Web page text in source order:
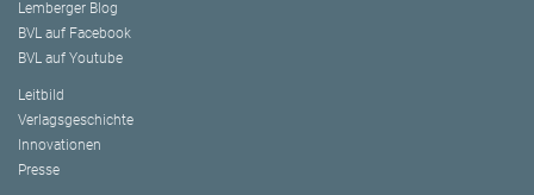
Lemberger Blog
BVL auf Facebook
BVL auf Youtube
Leitbild
Verlagsgeschichte
Innovationen
Presse